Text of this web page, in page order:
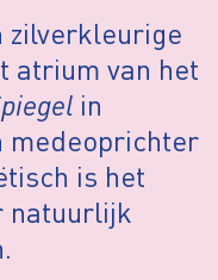
zilverkleurige
atrium van het
in
medeoprichter
is het
natuurlijk